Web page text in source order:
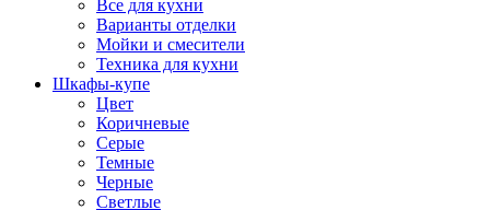
Все для кухни
Варианты отделки
Мойки и смесители
Техника для кухни
Шкафы-купе
Цвет
Коричневые
Серые
Темные
Черные
Светлые